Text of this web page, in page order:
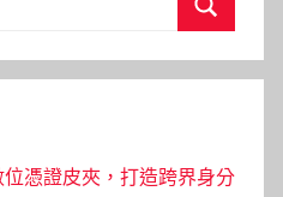
憑證皮夾，打造跨界身分